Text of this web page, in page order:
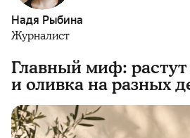
Надя Рыбина
Журналист
Главный миф:
и оливка на разных